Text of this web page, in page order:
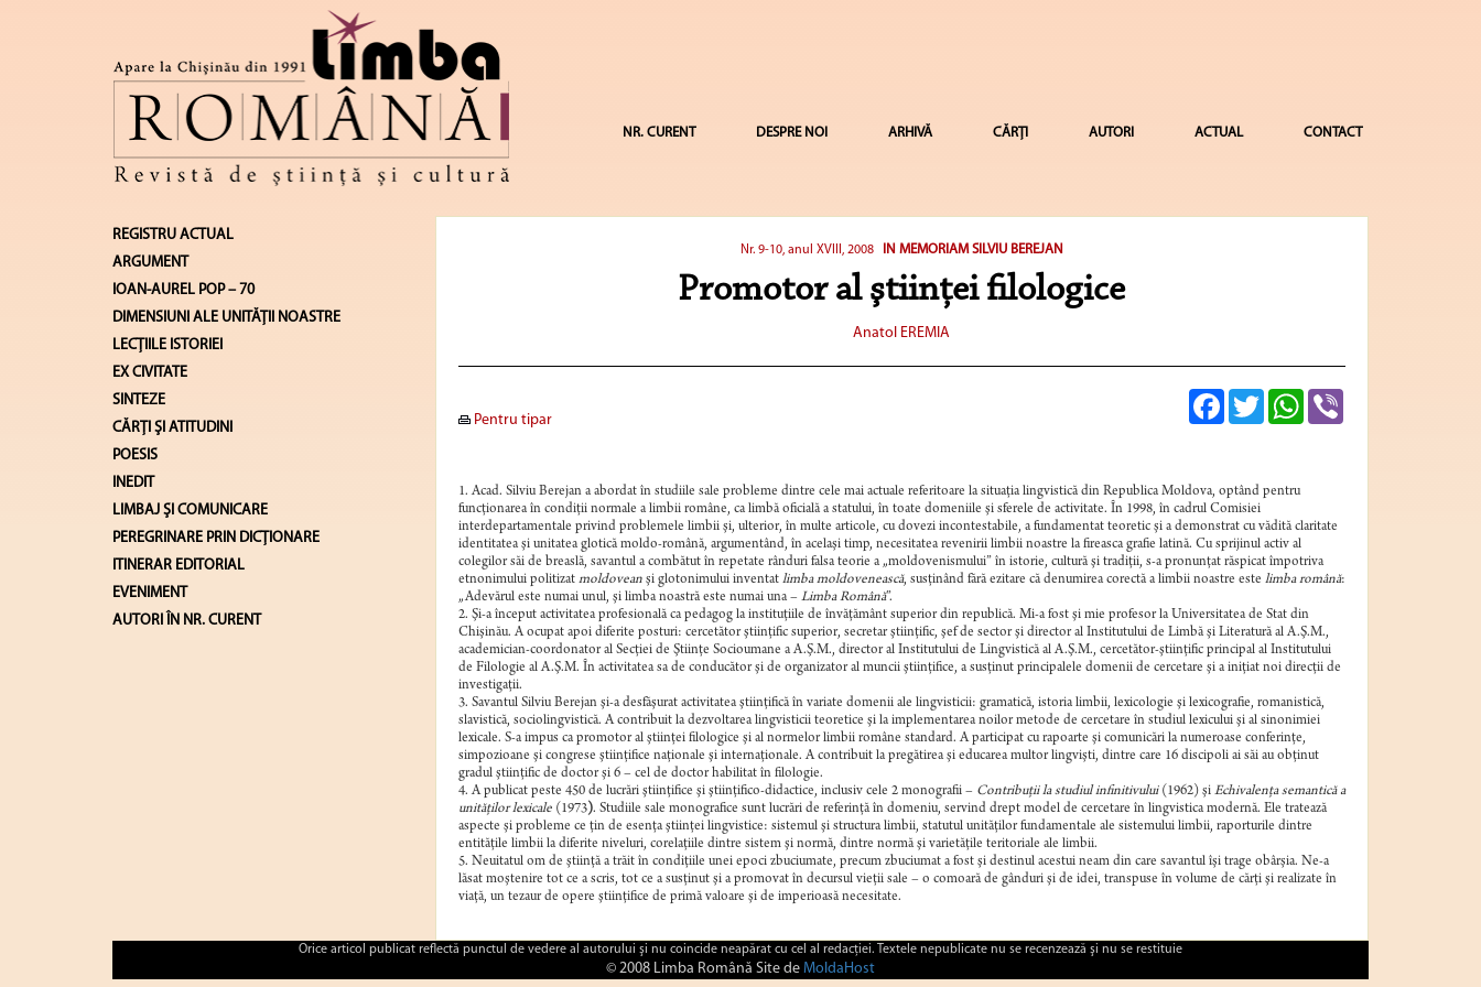
NR. CURENT DESPRE NOI ARHIVĂ CĂRȚI AUTORI ACTUAL CONTACT
REGISTRU ACTUAL
ARGUMENT
IOAN-AUREL POP – 70
DIMENSIUNI ALE UNITĂŢII NOASTRE
LECŢIILE ISTORIEI
EX CIVITATE
SINTEZE
CĂRŢI ŞI ATITUDINI
POESIS
INEDIT
LIMBAJ ŞI COMUNICARE
PEREGRINARE PRIN DICȚIONARE
ITINERAR EDITORIAL
EVENIMENT
AUTORI ÎN NR. CURENT
Nr. 9-10, anul XVIII, 2008 IN MEMORIAM SILVIU BEREJAN
Promotor al ştiinţei filologice
Anatol EREMIA
Pentru tipar
FacebookTwitterWhatsApp
1. Acad. Silviu Berejan a abordat în studiile sale probleme dintre cele mai actuale referitoare la situaţia lingvistică din Republica Moldova, optând pentru
funcţionarea în condiţii normale a limbii române, ca limbă oficială a statului, în toate domeniile şi sferele de activitate. În 1998, în cadrul Comisiei
interdepartamentale privind problemele limbii şi, ulterior, în multe articole, cu dovezi incontestabile, a fundamentat teoretic şi a demonstrat cu vădită claritate
identitatea şi unitatea glotică moldo-română, argumentând, în acelaşi timp, necesitatea revenirii limbii noastre la fireasca grafie latină. Cu sprijinul activ al
colegilor săi de breaslă, savantul a combătut în repetate rânduri falsa teorie a „moldovenismului” în istorie, cultură şi tradiţii, s-a pronunţat răspicat împotriva
etnonimului politizat moldoveanşi glotonimului inventat limba moldovenească, susţinând fără ezitare că denumirea corectă a limbii noastre este limba română:
„Adevărul este numai unul, şi limba noastră este numai una – Limba Română”.
2. Şi-a început activitatea profesională ca pedagog la instituţiile de învăţământ superior din republică. Mi-a fost şi mie profesor la Universitatea de Stat din
Chişinău. A ocupat apoi diferite posturi: cercetător ştiinţific superior, secretar ştiinţific, şef de sector şi director al Institutului de Limbă şi Literatură al A.Ş.M.,
academician-coordonator al Secţiei de Ştiinţe Socioumane a A.Ş.M., director al Institutului de Lingvistică al A.Ş.M., cercetător-ştiinţific principal al Institutului
de Filologie al A.Ş.M. În activitatea sa de conducător şi de organizator al muncii ştiinţifice, a susţinut principalele domenii de cercetare şi a iniţiat noi direcţii de
investigaţii.
3. Savantul Silviu Berejan şi-a desfăşurat activitatea ştiinţifică în variate domenii ale lingvisticii: gramatică, istoria limbii, lexicologie şi lexicografie, romanistică,
slavistică, sociolingvistică. A contribuit la dezvoltarea lingvisticii teoretice şi la implementarea noilor metode de cercetare în studiul lexicului şi al sinonimiei
lexicale. S-a impus ca promotor al ştiinţei filologice şi al normelor limbii române standard. A participat cu rapoarte şi comunicări la numeroase conferinţe,
simpozioane şi congrese ştiinţifice naţionale şi internaţionale. A contribuit la pregătirea şi educarea multor lingvişti, dintre care 16 discipoli ai săi au obţinut
gradul ştiinţific de doctor şi 6 – cel de doctor habilitat în filologie.
4. A publicat peste 450 de lucrări ştiinţifice şi ştiinţifico-didactice, inclusiv cele 2 monografii – Contribuţii la studiul infinitivului(1962) şi Echivalenţa semantică a
unităţilor lexicale(1973). Studiile sale monografice sunt lucrări de referinţă în domeniu, servind drept model de cercetare în lingvistica modernă. Ele tratează
aspecte şi probleme ce ţin de esenţa ştiinţei lingvistice: sistemul şi structura limbii, statutul unităţilor fundamentale ale sistemului limbii, raporturile dintre
entităţile limbii la diferite niveluri, corelaţiile dintre sistem şi normă, dintre normă şi varietăţile teritoriale ale limbii.
5. Neuitatul om de ştiinţă a trăit în condiţiile unei epoci zbuciumate, precum zbuciumat a fost şi destinul acestui neam din care savantul îşi trage obârşia. Ne-a
lăsat moştenire tot ce a scris, tot ce a susţinut şi a promovat în decursul vieţii sale – o comoară de gânduri şi de idei, transpuse în volume de cărţi şi realizate în
viaţă, un tezaur de opere ştiinţifice de primă valoare şi de imperioasă necesitate.
Orice articol publicat reflectă punctul de vedere al autorului şi nu coincide neapărat cu cel al redacţiei. Textele nepublicate nu se recenzează şi nu se restituie
© 2008 Limba Română Site de MoldaHost